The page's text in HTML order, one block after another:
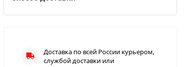
Доставка по всей России курьером,
службой доставки или